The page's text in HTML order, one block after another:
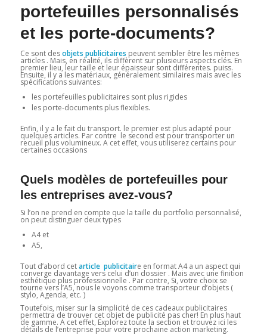
portefeuilles personnalisés
et les porte-documents?
Ce sont desobjets publicitaires peuvent sembler être les mêmes
articles . Mais, en réalité, ils diffèrent sur plusieurs aspects clés. En
premier lieu, leur taille et leur épaisseur sont différentes. puiss.
Ensuite, il y a les matériaux, généralement similaires mais avec les
spécifications suivantes:
les portefeuilles publicitaires sont plus rigides
les porte-documents plus flexibles.
Enfin, il y a le fait du transport. le premier est plus adapté pour
quelques articles. Par contre le second est pour transporter un
recueil plus volumineux. A cet effet, vous utiliserez certains pour
certaines occasions
Quels modèles de portefeuilles pour
les entreprises avez-vous?
Si l’on ne prend en compte que la taille du portfolio personnalisé,
on peut distinguer deux types
A4 et
A5,
Tout d’abord cetarticle publicitaire en format A4 a un aspect qui
converge davantage vers celui d’un dossier . Mais avec une finition
esthétique plus professionnelle . Par contre, Si, votre choix se
tourne vers l’A5, nous le voyons comme transporteur d’objets (
stylo, Agenda, etc. )
Toutefois, miser sur la simplicité de ces cadeaux publicitaires
permettra de trouver cet objet de publicité pas cher! En plus haut
de gamme. A cet effet, Explorez toute la section et trouvez ici les
détails de l’entreprise pour votre prochaine action marketing.